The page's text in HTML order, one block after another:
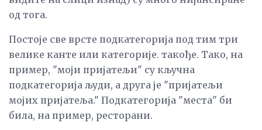
од тога.
Постоје све врсте подкатегорија под тим три
велике канте или категорије. такође. Тако, на
пример, "моји пријатељи" су кључна
подкатегорија људи, а друга је "пријатељи
мојих пријатеља." Подкатегорија "места" би
била, на пример, ресторани.